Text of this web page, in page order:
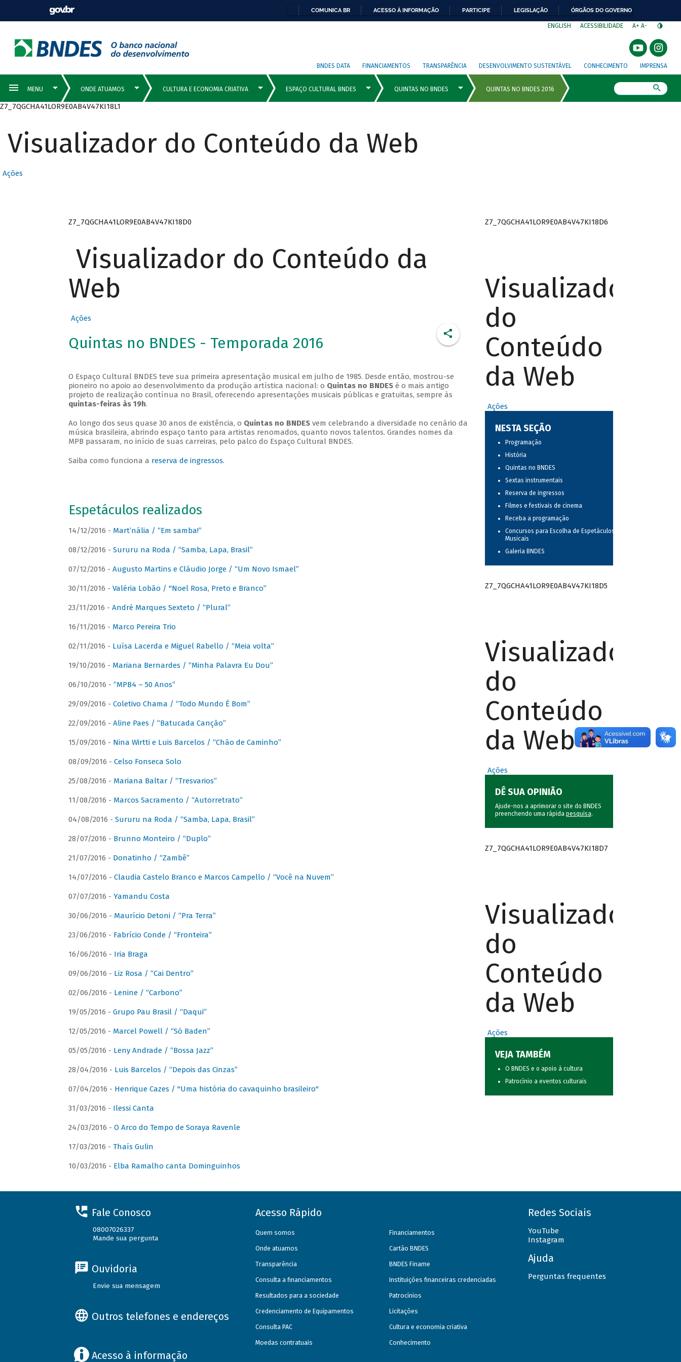
COMUNICA BR ACESSO À INFORMAÇÃO PARTICIPE LEGISLAÇÃO ÓRGÃOS DO GOVERNO
ENGLISH ACESSIBILIDADE A+ A-
BNDES DATA FINANCIAMENTOS TRANSPARÊNCIA DESENVOLVIMENTO SUSTENTÁVEL CONHECIMENTO IMPRENSA
Z7_7QGCHA41LOR9E0AB4V47KI18L1
Visualizador do Conteúdo da Web
Ações
Z7_7QGCHA41LOR9E0AB4V47KI18D0
Visualizador do Conteúdo da
Web
Ações
Quintas no BNDES - Temporada 2016
O Espaço Cultural BNDES teve sua primeira apresentação musical em julho de 1985. Desde então, mostrou-se
pioneiro no apoio ao desenvolvimento da produção artística nacional: o Quintas no BNDESé o mais antigo
projeto de realização contínua no Brasil, oferecendo apresentações musicais públicas e gratuitas, sempre às
quintas-feiras às 19h.
Ao longo dos seus quase 30 anos de existência, o Quintas no BNDESvem celebrando a diversidade no cenário da
música brasileira, abrindo espaço tanto para artistas renomados, quanto novos talentos. Grandes nomes da
MPB passaram, no início de suas carreiras, pelo palco do Espaço Cultural BNDES.
Saiba como funciona a reserva de ingressos.
Espetáculos realizados
14/12/2016 - Mart’nália / “Em samba!”
08/12/2016 - Sururu na Roda / “Samba, Lapa, Brasil”
07/12/2016 - Augusto Martins e Cláudio Jorge / “Um Novo Ismael”
30/11/2016 - Valéria Lobão / "Noel Rosa, Preto e Branco”
23/11/2016 - André Marques Sexteto / “Plural”
16/11/2016 - Marco Pereira Trio
02/11/2016 - Luísa Lacerda e Miguel Rabello / “Meia volta”
19/10/2016 - Mariana Bernardes / “Minha Palavra Eu Dou”
06/10/2016 - “MPB4 – 50 Anos”
29/09/2016 - Coletivo Chama / “Todo Mundo É Bom”
22/09/2016 - Aline Paes / “Batucada Canção”
15/09/2016 - Nina Wirtti e Luis Barcelos / “Chão de Caminho”
08/09/2016 - Celso Fonseca Solo
25/08/2016 - Mariana Baltar / “Tresvarios”
11/08/2016 - Marcos Sacramento / “Autorretrato”
04/08/2016 - Sururu na Roda / “Samba, Lapa, Brasil”
28/07/2016 - Brunno Monteiro / “Duplo”
21/07/2016 - Donatinho / “Zambê”
14/07/2016 - Claudia Castelo Branco e Marcos Campello / “Você na Nuvem”
07/07/2016 - Yamandu Costa
30/06/2016 - Maurício Detoni / “Pra Terra”
23/06/2016 - Fabrício Conde / “Fronteira”
16/06/2016 - Iria Braga
09/06/2016 - Liz Rosa / “Cai Dentro”
02/06/2016 - Lenine / “Carbono”
19/05/2016 - Grupo Pau Brasil / “Daqui”
12/05/2016 - Marcel Powell / “Só Baden”
05/05/2016 - Leny Andrade / “Bossa Jazz”
28/04/2016 - Luis Barcelos / “Depois das Cinzas”
07/04/2016 - Henrique Cazes / "Uma história do cavaquinho brasileiro"
31/03/2016 - Ilessi Canta
24/03/2016 - O Arco do Tempo de Soraya Ravenle
17/03/2016 - Thaís Gulin
10/03/2016 - Elba Ramalho canta Dominguinhos
Z7_7QGCHA41LOR9E0AB4V47KI18D6
Visualizador
do
Conteúdo
da Web
Ações
NESTA SEÇÃO
Programação
História
Quintas no BNDES
Sextas instrumentais
Reserva de ingressos
Filmes e festivais de cinema
Receba a programação
Concursos para Escolha de Espetáculos
Musicais
Galeria BNDES
Z7_7QGCHA41LOR9E0AB4V47KI18D5
Visualizador
do
Conteúdo
da Web
Ações
DÊ SUA OPINIÃO
Ajude-nos a aprimorar o site do BNDES
preenchendo uma rápida pesquisa.
Z7_7QGCHA41LOR9E0AB4V47KI18D7
Visualizador
do
Conteúdo
da Web
Ações
VEJA TAMBÉM
O BNDES e o apoio à cultura
Patrocínio a eventos culturais
Fale Conosco
08007026337
Mande sua pergunta
Ouvidoria
Envie sua mensagem
Outros telefones e endereços
Acesso à informação
Acesso Rápido
Quem somos
Onde atuamos
Transparência
Consulta a financiamentos
Resultados para a sociedade
Credenciamento de Equipamentos
Consulta PAC
Moedas contratuais
Financiamentos
Cartão BNDES
BNDES Finame
Instituições financeiras credenciadas
Patrocínios
Licitações
Cultura e economia criativa
Conhecimento
Redes Sociais
YouTube
Instagram
Ajuda
Perguntas frequentes